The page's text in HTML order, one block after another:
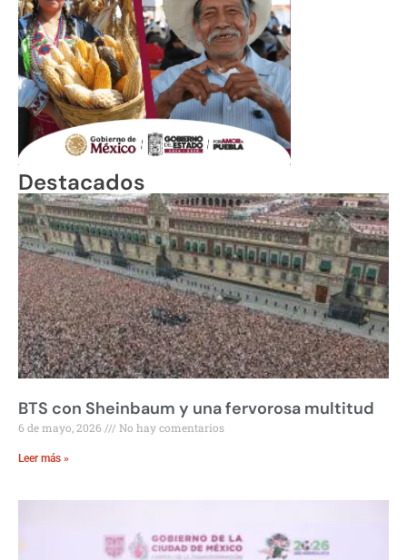
Destacados
BTS con Sheinbaum y una fervorosa multitud
6 de mayo, 2026 No hay comentarios
Leer más »